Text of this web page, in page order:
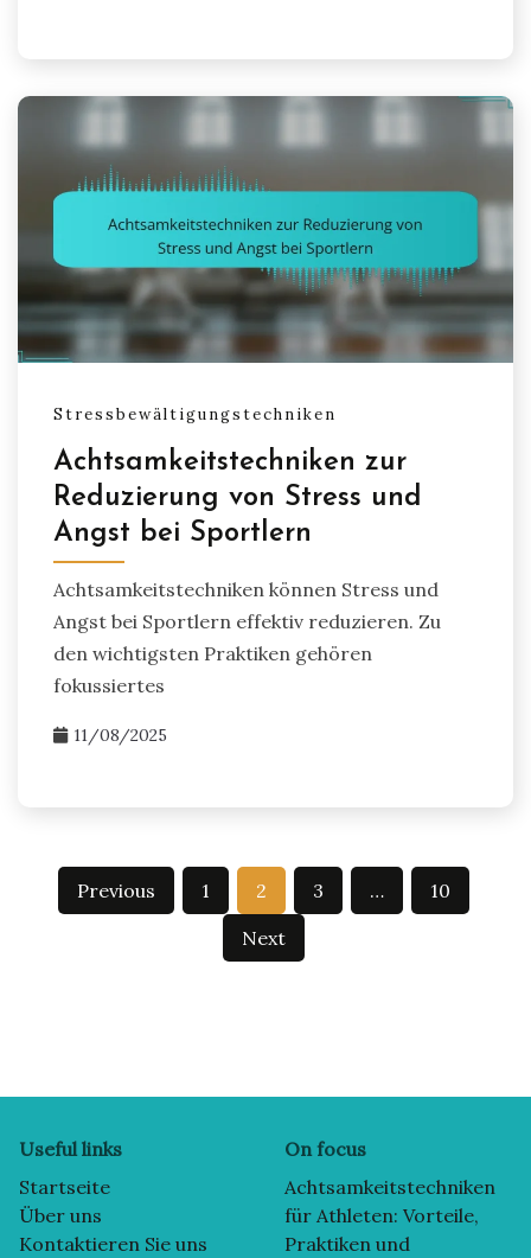
Stressbewältigungstechniken
Achtsamkeitstechniken zur
Reduzierung von Stress und
Angst bei Sportlern
Achtsamkeitstechniken können Stress und
Angst bei Sportlern effektiv reduzieren. Zu
den wichtigsten Praktiken gehören
fokussiertes
11/08/2025
PostsPrevious 1 2 3 …
10
Next
Useful links
Startseite
Über uns
Kontaktieren Sie uns
On focus
Achtsamkeitstechniken
für Athleten: Vorteile,
Praktiken und